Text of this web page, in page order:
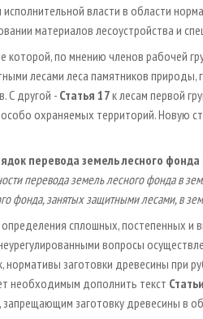
власти в области
материалов лесоустройства и
которой, по мнению членов рабочей
лесами леса памятников природы,
С другой - Статья 17к лесам первой
охраняемых территорий. Новую
перевода земель лесного
перевода земель лесного фонда в
фонда, занятых защитными лесами, в
сплошных, постепенных и
вопросы
заготовки древесины при
необходимым дополнить текст
запрещающим заготовку древесины в